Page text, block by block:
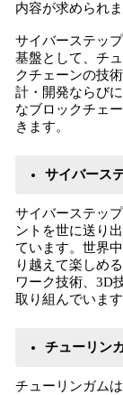
内容が求められま
サイバーステッ
基盤として、チ
クチェーンの技
計・開発ならび
なブロックチェ
きます。
サイバース
サイバーステッ
ントを世に送り
ています。世界
り越えて楽しめ
ワーク技術、3D
取り組んでいます
チューリン
チューリンガム